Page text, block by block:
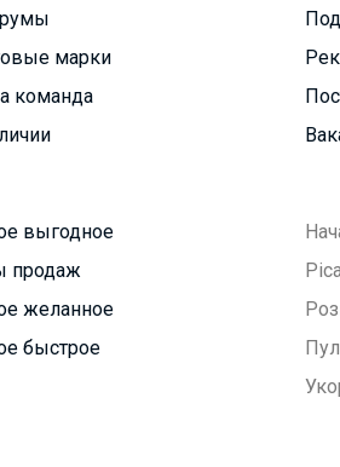
марки
команда
выгодное
продаж
желанное
быстрое